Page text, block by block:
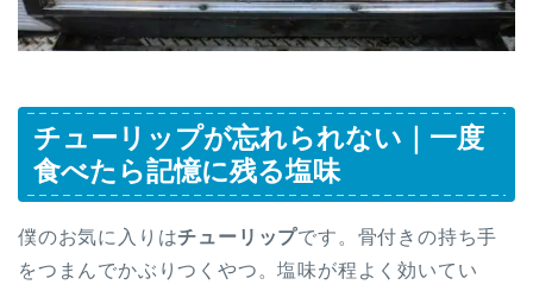
チューリップが忘れられない｜一度
食べたら記憶に残る塩味
僕のお気に入りはチューリップです。骨付きの持ち手
をつまんでかぶりつくやつ。塩味が程よく効いてい